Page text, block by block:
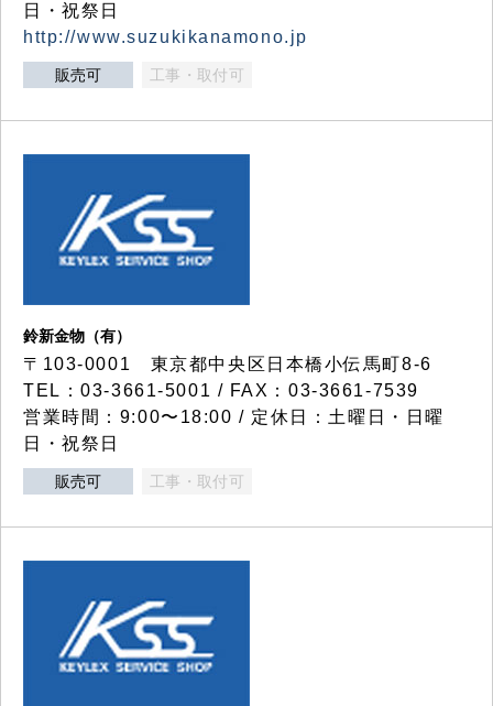
日・祝祭日
http://www.suzukikanamono.jp
販売可 工事・取付可
鈴新金物（有）
〒103-0001 東京都中央区日本橋小伝馬町8-6
TEL：03-3661-5001 / FAX：03-3661-7539
営業時間：9:00〜18:00 / 定休日：土曜日・日曜
日・祝祭日
販売可 工事・取付可